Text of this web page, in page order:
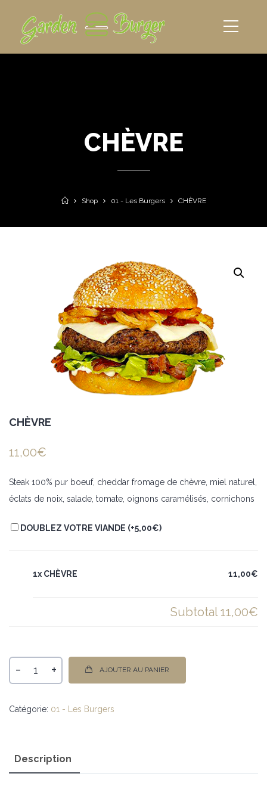
CHÈVRE
Shop 01 - Les Burgers CHÈVRE
CHÈVRE
11,00€
Steak 100% pur boeuf, cheddar fromage de chèvre, miel naturel,
éclats de noix, salade, tomate, oignons caramélisés, cornichons
DOUBLEZ VOTRE VIANDE (+5,00€)
1x CHÈVRE 11,00€
Subtotal11,00€
- + AJOUTER AU PANIER
Catégorie: 01 - Les Burgers
Description